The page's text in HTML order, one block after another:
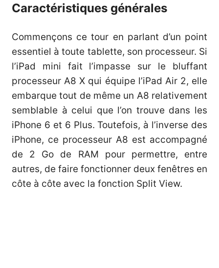
Caractéristiques générales
Commençons ce tour en parlant d’un point
essentiel à toute tablette, son processeur. Si
l’iPad mini fait l’impasse sur le bluffant
processeur A8 X qui équipe l’iPad Air 2, elle
embarque tout de même un A8 relativement
semblable à celui que l’on trouve dans les
iPhone 6 et 6 Plus. Toutefois, à l’inverse des
iPhone, ce processeur A8 est accompagné
de 2 Go de RAM pour permettre, entre
autres, de faire fonctionner deux fenêtres en
côte à côte avec la fonction Split View.